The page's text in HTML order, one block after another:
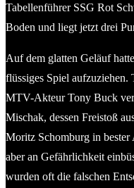
Tabellenführer SSG Rot
Boden und liegt jetzt drei
Auf dem glatten Geläuf
flüssiges Spiel aufzuziehen.
MTV-Akteur Tony Buck
Mischak, dessen Freistoß
Moritz Schomburg in bester
aber an Gefährlichkeit
wurden oft die falschen